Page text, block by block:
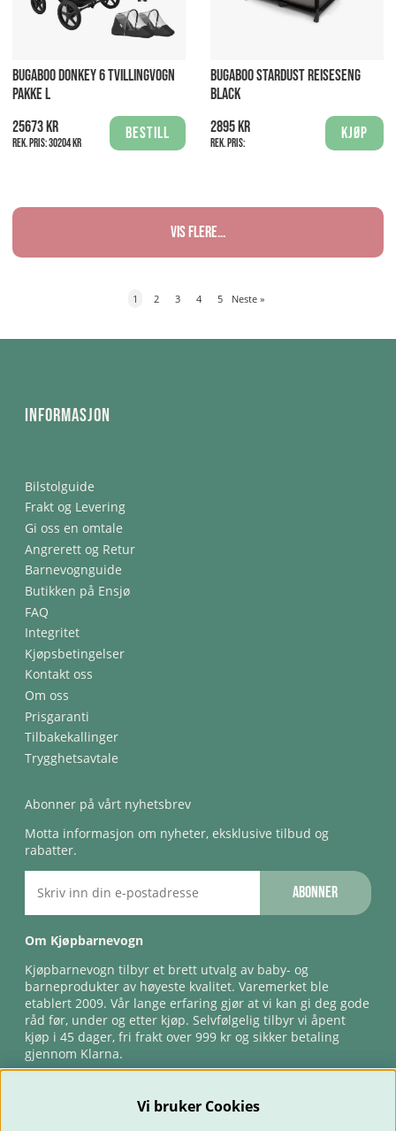
BUGABOO DONKEY 6 TVILLINGVOGN
PAKKE L
25673 kr
Rek. pris:30204 kr
Bestill
BUGABOO STARDUST REISESENG
BLACK
2895 kr
Rek. pris:
Kjøp
Vis flere...
1 2 3 4 5 Neste »
Informasjon
Bilstolguide
Frakt og Levering
Gi oss en omtale
Angrerett og Retur
Barnevognguide
Butikken på Ensjø
FAQ
Integritet
Kjøpsbetingelser
Kontakt oss
Om oss
Prisgaranti
Tilbakekallinger
Trygghetsavtale
Abonner på vårt nyhetsbrev
Motta informasjon om nyheter, eksklusive tilbud og
rabatter.
Abonner
Om Kjøpbarnevogn
Kjøpbarnevogn tilbyr et brett utvalg av baby- og
barneprodukter av høyeste kvalitet. Varemerket ble
etablert 2009. Vår lange erfaring gjør at vi kan gi deg gode
råd før, under og etter kjøp. Selvfølgelig tilbyr vi åpent
kjøp i 45 dager, fri frakt over 999 kr og sikker betaling
gjennom Klarna.
Vi bruker Cookies